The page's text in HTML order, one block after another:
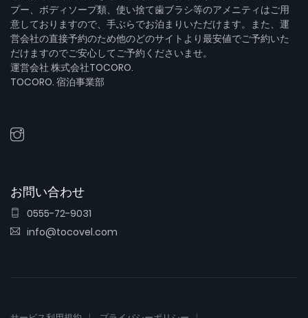
プー、ボディソープ類、使い捨て歯ブラシ等のアメニティはご用
意しておりますので、手ぶらでお泊まりいただけます。また、運
営会社の直接予約のため他のどのサイトより最安値でご予約いた
だけますのでご安心してご予約くださいませ。
運営会社 株式会社TOCORO.
TOCORO. 宿泊事業部
お問い合わせ
0555-72-9031
info@tocovel.com